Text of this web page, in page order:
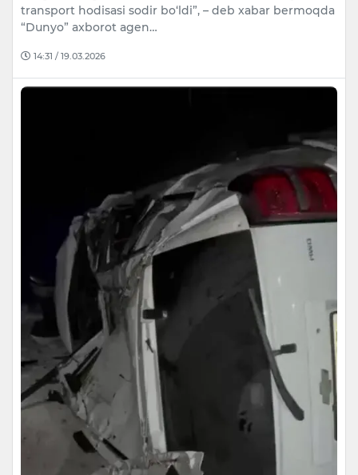
transport hodisasi sodir bo‘ldi”, – deb xabar bermoqda
“Dunyo” axborot agen…
14:31 / 19.03.2026